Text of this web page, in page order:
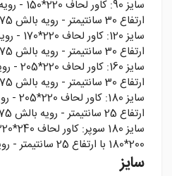
ارتفاع 30 سانتيمتر - رويه بالش 75*50 (2 عدد)
ارتفاع 30 سانتيمتر - رويه بالش 75*50 (2 عدد)
ارتفاع 30 سانتيمتر - رويه بالش 75*50 (4 عدد)
ارتفاع 25 سانتيمتر - رويه بالش 75*50 (4 عدد)
200*180 با ارتفاع 25 سانتيمتر - رويه بالش 75*50 (4 عدد)
سایز